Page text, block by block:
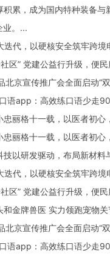
累，成为国内特种装备
业。...
，以硬核安全筑牢跨境
” 党建公益行升级，便民
京宣传推广会全面启动“
app：高效练口语少走
格十一载，以医者初心
格十一载，以医者初心
以研发驱动，布局新材料
，以硬核安全筑牢跨境
” 党建公益行升级，便民
金牌兽医 实力领跑宠物关
京宣传推广会全面启动“
app：高效练口语少走